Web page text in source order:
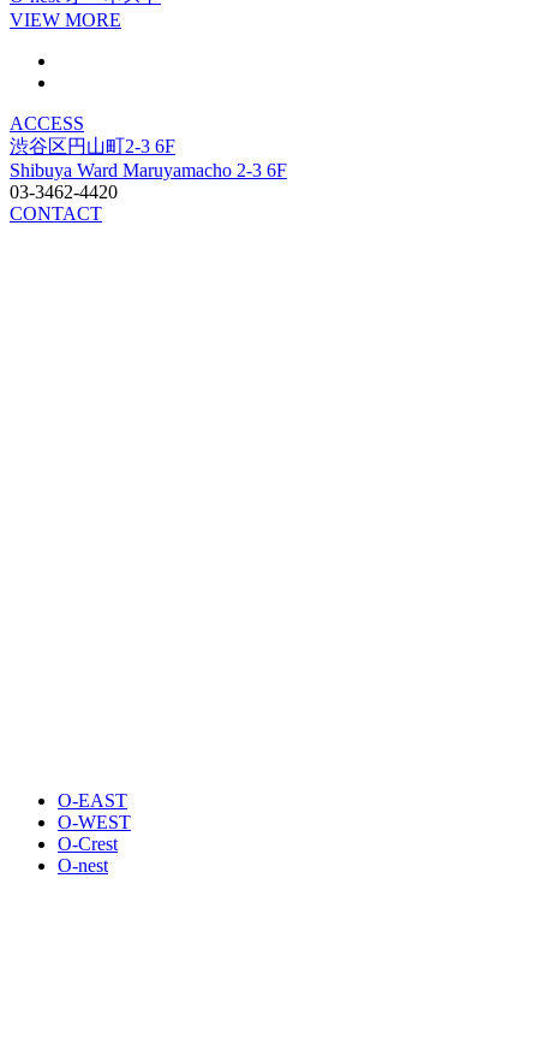
VIEW MORE
ACCESS
渋谷区円山町2-3 6F
Shibuya Ward Maruyamacho 2-3 6F
03-3462-4420
CONTACT
O-EAST
O-WEST
O-Crest
O-nest